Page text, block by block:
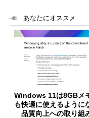
あなたにオススメ
Windows 11は8GBメ
も快適に使えるように
品質向上への取り組